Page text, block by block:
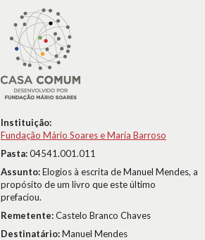
Instituição:
Fundação Mário Soares e Maria Barroso
Pasta:04541.001.011
Assunto:Elogios à escrita de Manuel Mendes, a
propósito de um livro que este último
prefaciou.
Remetente:Castelo Branco Chaves
Destinatário:Manuel Mendes